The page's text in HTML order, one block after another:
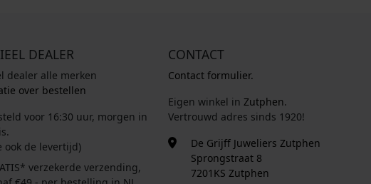
DEALER
dealer alle merken
over bestellen
voor 16:30 uur, morgen in
ook de levertijd)
verzekerde verzending,
CONTACT
Contact formulier.
Eigen winkel in Zutphen.
Vertrouwd adres sinds 1920!
De Grijff Juweliers Zutphen
Sprongstraat 8
7201KS Zutphen